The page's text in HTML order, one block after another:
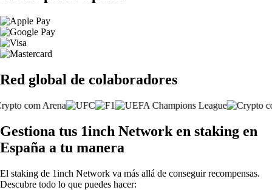
Red global de colaboradores
Gestiona tus 1inch Network en staking en
España a tu manera
El staking de 1inch Network va más allá de conseguir recompensas.
Descubre todo lo que puedes hacer: